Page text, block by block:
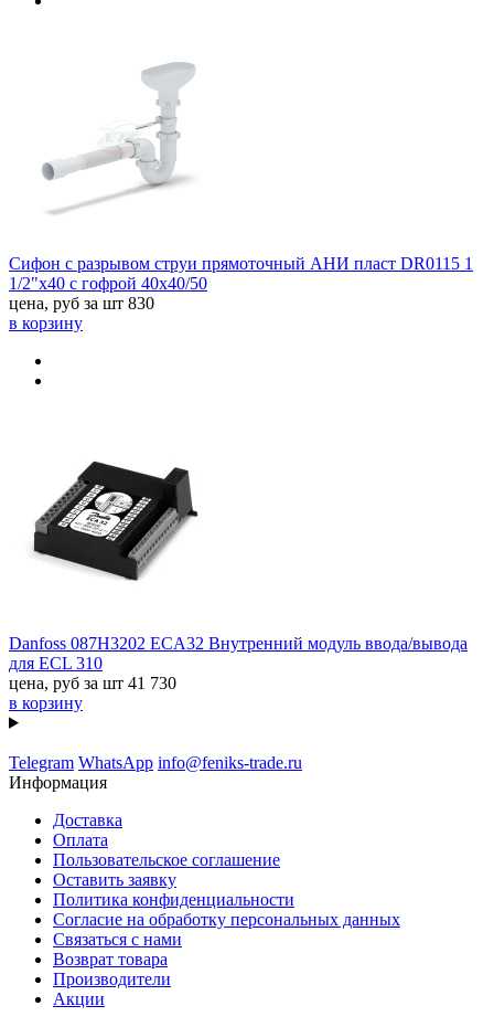
Сифон с разрывом струи прямоточный АНИ пласт DR0115 1
1/2"x40 с гофрой 40x40/50
цена, руб за шт 830
в корзину
Danfoss 087H3202 ECA32 Внутренний модуль ввода/вывода
для ECL 310
цена, руб за шт 41 730
в корзину
Telegram WhatsApp info@feniks-trade.ru
Информация
Доставка
Оплата
Пользовательское соглашение
Оставить заявку
Политика конфиденциальности
Согласие на обработку персональных данных
Связаться с нами
Возврат товара
Производители
Акции